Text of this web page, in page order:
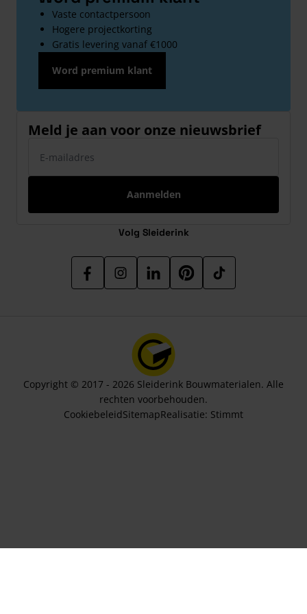
Vaste contactpersoon
Hogere projectkorting
Gratis levering vanaf €1000
Word premium klant
Meld je aan voor onze nieuwsbrief
Aanmelden
Volg Sleiderink
Copyright © 2017 - 2026 Sleiderink Bouwmaterialen. Alle
rechten voorbehouden.
CookiebeleidSitemapRealisatie: Stimmt